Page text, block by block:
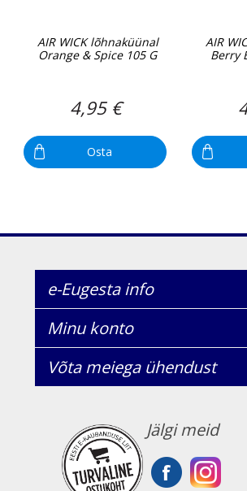
AIR WICK lõhnaküünal
Orange & Spice 105 G
4,95 €
Osta
AIR
Berry
e-Eugesta info
Minu konto
Võta meiega ühendust
Jälgi meid